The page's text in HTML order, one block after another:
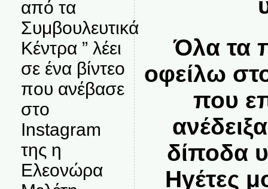
από τα
Συμβουλευτικά
Κέντρα ” λέει
σε ένα βίντεο
που ανέβασε
στο
Instagram
της η
Ελεονώρα
Όλα τα
οφείλω
που
δίποδα
Ηγέτες